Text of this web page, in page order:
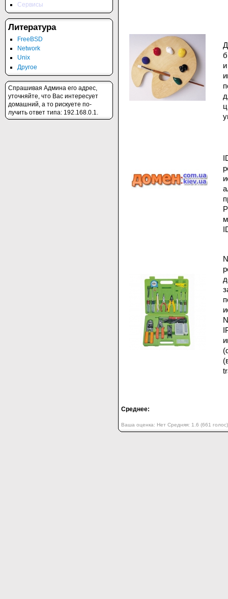
Среднее:
Ваша оценка: Нет Средняя: 1.6 (661 голос)
Сервисы
Литература
FreeBSD
Network
Unix
Другое
Спрашивая Админа его адрес,
уточняйте, что Вас интересует
домашний, а то рискуете по-
лучить ответ типа: 192.168.0.1.